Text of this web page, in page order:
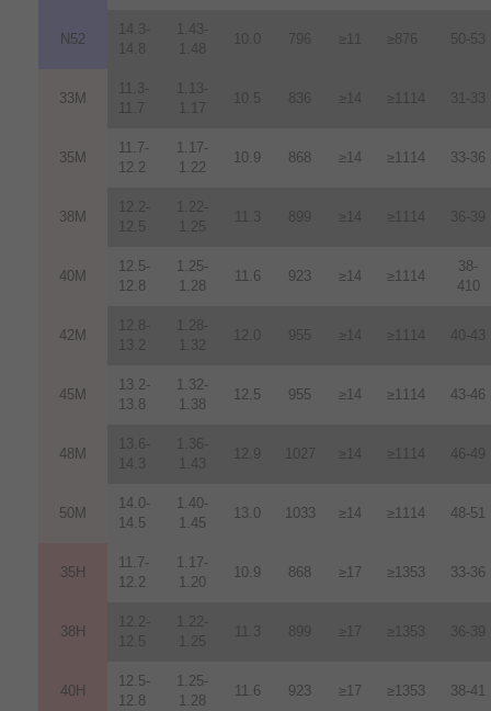
N52
14.3-
14.8
1.43-
1.48
10.0 796 ≥11 ≥876 50-53
33M
11.3-
11.7
1.13-
1.17
10.5 836 ≥14 ≥1114 31-33
35M
11.7-
12.2
1.17-
1.22
10.9 868 ≥14 ≥1114 33-36
38M
12.2-
12.5
1.22-
1.25
11.3 899 ≥14 ≥1114 36-39
40M
12.5-
12.8
1.25-
1.28
11.6 923 ≥14 ≥1114
38-
410
42M
12.8-
13.2
1.28-
1.32
12.0 955 ≥14 ≥1114 40-43
45M
13.2-
13.8
1.32-
1.38
12.5 955 ≥14 ≥1114 43-46
48M
13.6-
14.3
1.36-
1.43
12.9 1027 ≥14 ≥1114 46-49
50M
14.0-
14.5
1.40-
1.45
13.0 1033 ≥14 ≥1114 48-51
35H
11.7-
12.2
1.17-
1.20
10.9 868 ≥17 ≥1353 33-36
38H
12.2-
12.5
1.22-
1.25
11.3 899 ≥17 ≥1353 36-39
40H
12.5-
12.8
1.25-
1.28
11.6 923 ≥17 ≥1353 38-41